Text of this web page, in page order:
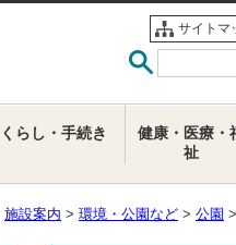
サイトマ
くらし・手続き
健康・医療・
祉
施設案内 > 環境・公園など > 公園